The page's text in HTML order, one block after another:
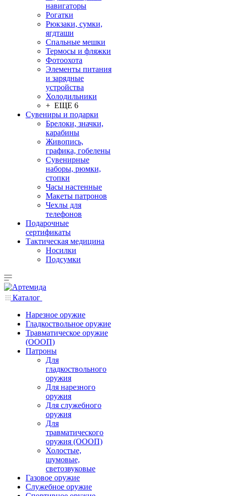
навигаторы
Рогатки
Рюкзаки, сумки,
ягдташи
Спальные мешки
Термосы и фляжки
Фотоохота
Элементы питания
и зарядные
устройства
Холодильники
+ ЕЩЕ 6
Сувениры и подарки
Брелоки, значки,
карабины
Живопись,
графика, гобелены
Сувенирные
наборы, рюмки,
стопки
Часы настенные
Макеты патронов
Чехлы для
телефонов
Подарочные
сертификаты
Тактическая медицина
Носилки
Подсумки
Каталог
Нарезное оружие
Гладкоствольное оружие
Травматическое оружие
(ОООП)
Патроны
Для
гладкоствольного
оружия
Для нарезного
оружия
Для служебного
оружия
Для
травматического
оружия (ОООП)
Холостые,
шумовые,
светозвуковые
Газовое оружие
Служебное оружие